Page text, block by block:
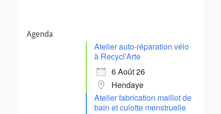
Agenda
Atelier auto-réparation vélo
à Recycl’Arte
6 Août 26
Hendaye
Atelier fabrication maillot de
bain et culotte menstruelle